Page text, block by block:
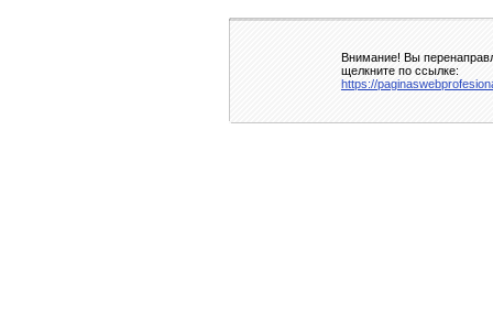
Внимание! Вы
щелкните по ссылке:
https://